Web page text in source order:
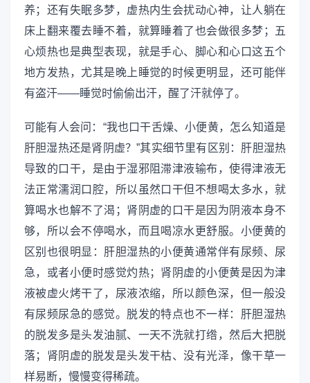
养；还有失眠多梦，虚热内生会扰动心神，让人躺在
床上翻来覆去睡不着，就算睡着了也会做很多梦；五
心烦热也是典型表现，就是手心、脚心和心口这五个
地方发热，尤其是晚上睡觉的时候更明显，还可能伴
有盗汗——睡觉时偷偷出汗，醒了汗就停了。
可能有人会问：“我也口干舌燥、小便黄，怎么知道是
肝胆湿热还是肾阴虚？”其实细节里有区别：肝胆湿热
导致的口干，是由于湿邪阻滞津液输布，使得津液无
法正常濡润口腔，所以虽然口干但不想喝太多水，就
算喝水也解不了渴；肾阴虚的口干是因为阴液本身不
够，所以会不停喝水，而且喝凉水更舒服。小便黄的
区别也很明显：肝胆湿热的小便黄通常伴有尿频、尿
急，或者小便时感觉灼热；肾阴虚的小便黄是因为津
液被虚火烤干了，尿液浓缩，所以颜色深，但一般没
有尿频尿急的感觉。脱发的特点也不一样：肝胆湿热
的脱发多是头发油腻、一天不洗就打绺，然后大把脱
落；肾阴虚的脱发是头发干枯、没有光泽，像干草一
样易断，慢慢变得稀疏。